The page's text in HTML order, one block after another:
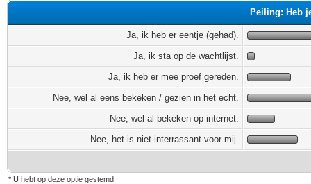
Peiling: Heb
Ja, ik heb er eentje (gehad).
Ja, ik sta op de wachtlijst.
Ja, ik heb er mee proef gereden.
Nee, wel al eens bekeken / gezien in het echt.
Nee, wel al bekeken op internet.
Nee, het is niet interrassant voor mij.
* U hebt op deze optie gestemd.